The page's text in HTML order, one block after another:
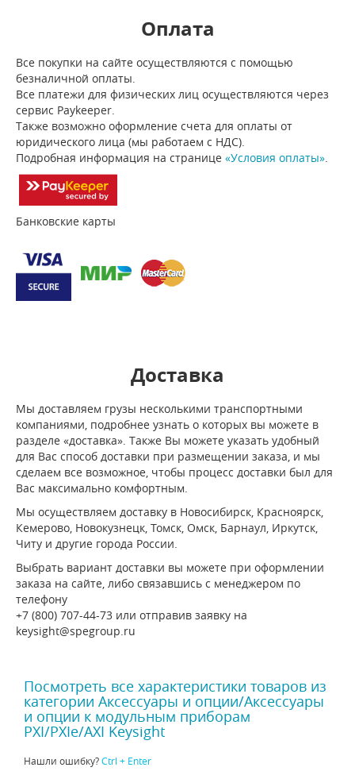
Оплата
Все покупки на сайте осуществляются с помощью
безналичной оплаты.
Все платежи для физических лиц осуществляются через
сервис Paykeeper.
Также возможно оформление счета для оплаты от
юридического лица (мы работаем с НДС).
Подробная информация на странице «Условия оплаты».
Банковские карты
Доставка
Мы доставляем грузы несколькими транспортными
компаниями, подробнее узнать о которых вы можете в
разделе «доставка». Также Вы можете указать удобный
для Вас способ доставки при размещении заказа, и мы
сделаем все возможное, чтобы процесс доставки был для
Вас максимально комфортным.
Мы осуществляем доставку в Новосибирск, Красноярск,
Кемерово, Новокузнецк, Томск, Омск, Барнаул, Иркутск,
Читу и другие города России.
Выбрать вариант доставки вы можете при оформлении
заказа на сайте, либо связавшись с менеджером по
телефону
+7 (800) 707-44-73 или отправив заявку на
keysight@spegroup.ru
Посмотреть все характеристики товаров из
категории Аксессуары и опции/Аксессуары
и опции к модульным приборам
PXI/PXIe/AXI Keysight
Нашли ошибку?Ctrl + Enter